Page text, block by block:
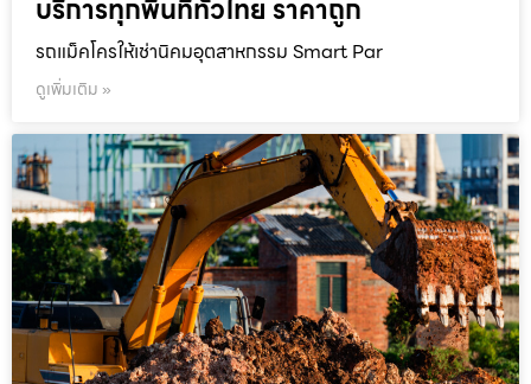
บริการทุกพื้นที่ทั่วไทย ราคาถูก
รถแม็คโครให้เช่านิคมอุตสาหกรรม Smart Par
ดูเพิ่มเติม »